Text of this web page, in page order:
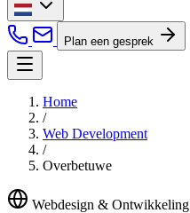
Plan een gesprek
Home
/
Web Development
/
Overbetuwe
Webdesign & Ontwikkeling